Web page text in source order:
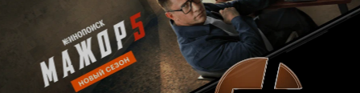
любителям экстраординарных находок в
искусстве кино, коллекционерам антиквариата
киноиндустрии и всем тем, кому осточертела
зашоренность и одинаковость изделий
современного штамповочного цеха «великих
иллюзий». Приятных грёз.